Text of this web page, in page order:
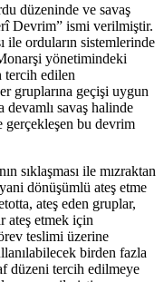
düzeninde ve savaş
Devrim” ismi verilmiştir.
ile orduların sistemlerinde
yönetimindeki
tercih edilen
gruplarına geçişi uygun
devamlı savaş halinde
gerçekleşen bu devrim
sıklaşması ile mızraktan
dönüşümlü ateş etme
ateş eden gruplar,
ateş etmek için
teslimi üzerine
birden fazla
düzeni tercih edilmeye